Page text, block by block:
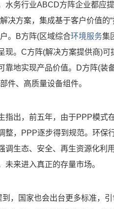
水务行业ABCD方阵企业都应
决方案，集成基于客户价值的
。B方阵(区域综合环境服务集
现。C方阵(解决方案提供商)可
靠地实现产品价值。D方阵(装
件、高质量设备组件。
出，前五年，由于PPP模式
整，PPP逐步得到规范。环保
调生态、安全、再生资源化利
来进入真正的存量市场。
，国家也会出台更多标准，